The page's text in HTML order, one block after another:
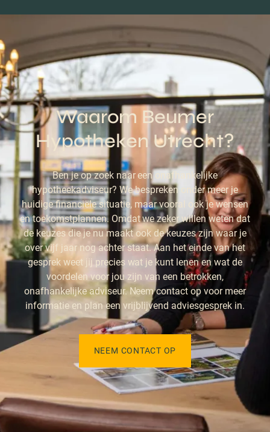
Waarom Beumer
Hypotheken Utrecht?
Ben je op zoek naar een onafhankelijke
hypotheekadviseur? We bespreken onder meer je
huidige financiële situatie, maar vooral ook je wensen
en toekomstplannen. Omdat we zeker willen weten dat
de keuzes die je nu maakt ook de keuzes zijn waar je
over vijf jaar nog achter staat. Aan het einde van het
gesprek weet jij precies wat je kunt lenen en wat de
voordelen voor jou zijn van een betrokken,
onafhankelijke adviseur. Neem contact op voor meer
informatie en plan een vrijblijvend adviesgesprek in.
NEEM CONTACT OP